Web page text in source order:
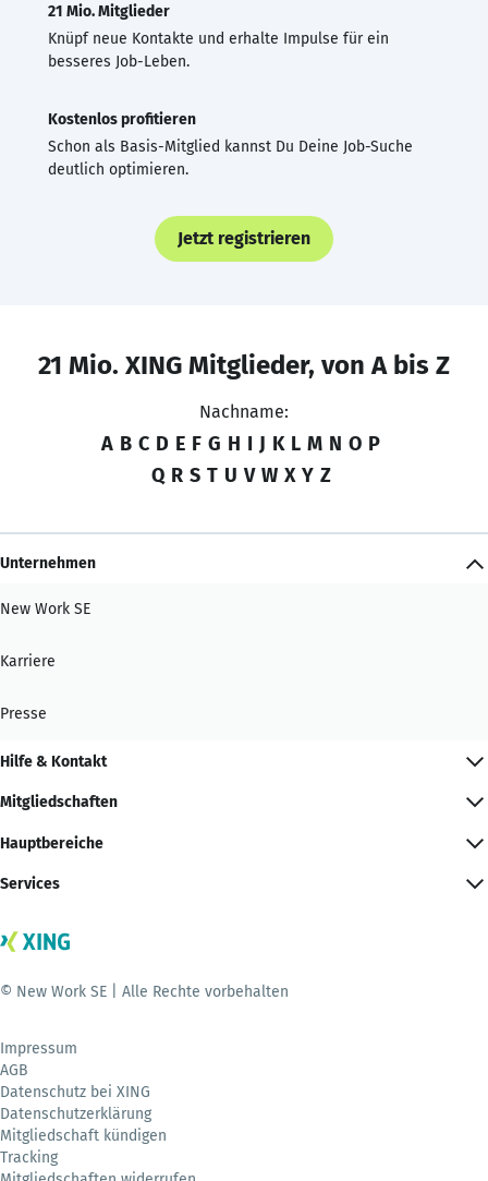
21 Mio. Mitglieder
Knüpf neue Kontakte und erhalte Impulse für ein
besseres Job-Leben.
Kostenlos profitieren
Schon als Basis-Mitglied kannst Du Deine Job-Suche
deutlich optimieren.
Jetzt registrieren
21 Mio. XING Mitglieder, von A bis Z
Nachname:
A B C D E F G H I J K L M N O P
Q R S T U V W X Y Z
Unternehmen
New Work SE
Karriere
Presse
Hilfe & Kontakt
Mitgliedschaften
Hauptbereiche
Services
© New Work SE | Alle Rechte vorbehalten
Impressum
AGB
Datenschutz bei XING
Datenschutzerklärung
Mitgliedschaft kündigen
Tracking